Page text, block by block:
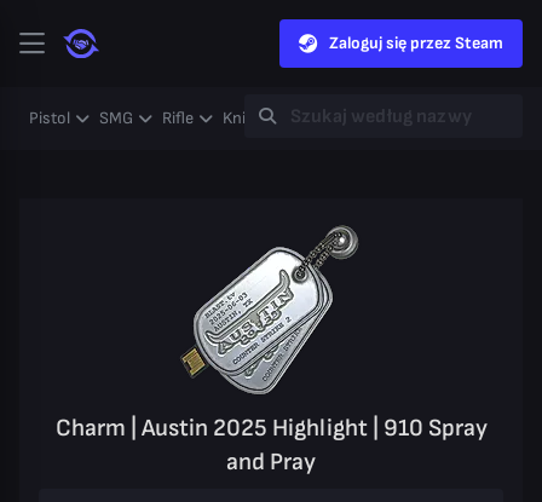
Zaloguj się przez Steam
Pistol SMG Rifle Knife Gloves Heavy Case
Charm | Austin 2025 Highlight | 910 Spray
and Pray